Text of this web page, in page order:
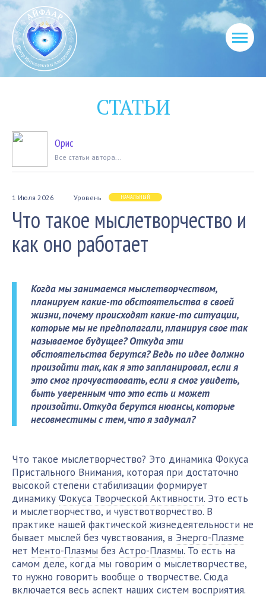
СТАТЬИ
Орис
Вcе статьи автора...
1 Июля 2026 Уровень НАЧАЛЬНЫЙ
Что такое мыслетворчество и
как оно работает
Когда мы занимаемся мыслетворчеством,
планируем какие-то обстоятельства в своей
жизни, почему происходят какие-то ситуации,
которые мы не предполагали, планируя свое так
называемое будущее? Откуда эти
обстоятельства берутся? Ведь по идее должно
произойти так, как я это запланировал, если я
это смог прочувствовать, если я смог увидеть,
быть уверенным что это есть и может
произойти. Откуда берутся нюансы, которые
несовместимы с тем, что я задумал?
Что такое мыслетворчество? Это динамика Фокуса
Пристального Внимания, которая при достаточно
высокой степени стабилизации формирует
динамику Фокуса Творческой Активности. Это есть
и мыслетворчество, и чувствотворчество. В
практике нашей фактической жизнедеятельности не
бывает мыслей без чувствования, в Энерго-Плазме
нет Менто-Плазмы без Астро-Плазмы. То есть на
самом деле, когда мы говорим о мыслетворчестве,
то нужно говорить вообще о творчестве. Сюда
включается весь аспект наших систем восприятия.